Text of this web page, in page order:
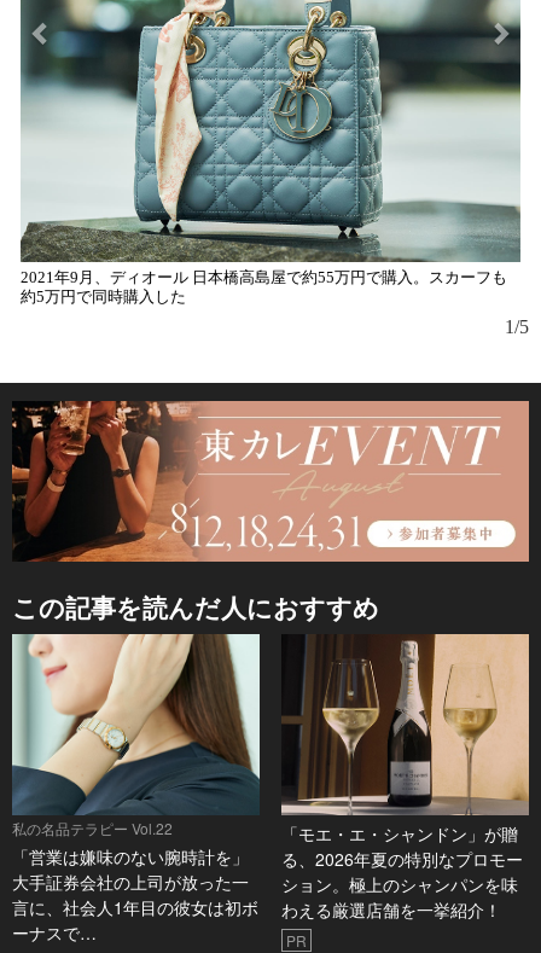
2021年9月、ディオール 日本橋高島屋で約55万円で購入。スカーフも
約5万円で同時購入した
1/5
この記事を読んだ人におすすめ
私の名品テラピー Vol.22
「営業は嫌味のない腕時計を」
大手証券会社の上司が放った一
言に、社会人1年目の彼女は初ボ
ーナスで…
「モエ・エ・シャンドン」が贈
る、2026年夏の特別なプロモー
ション。極上のシャンパンを味
わえる厳選店舗を一挙紹介！
PR